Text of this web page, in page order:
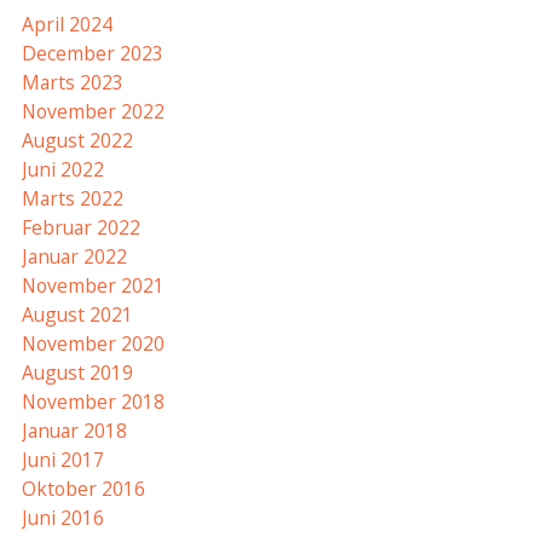
April 2024
December 2023
Marts 2023
November 2022
August 2022
Juni 2022
Marts 2022
Februar 2022
Januar 2022
November 2021
August 2021
November 2020
August 2019
November 2018
Januar 2018
Juni 2017
Oktober 2016
Juni 2016